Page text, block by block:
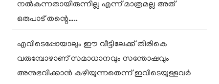
നൽകുന്നതായിരുന്നില്ല എന്ന് മാത്രമല്ല അത്
ഒരുപാട് തന്റെ…..
എവിടെപ്പോയാലും ഈ വീട്ടിലേക്ക് തിരികെ
വരുമ്പോഴാണ് സമാധാനവും സന്തോഷവും
അനുഭവിക്കാൻ കഴിയുന്നതെന്ന് ഇവിടെയുള്ളവർ